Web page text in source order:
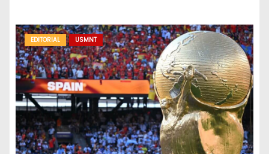
EDITORIAL USMNT